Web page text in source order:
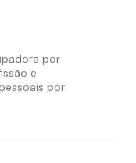
por
e
por